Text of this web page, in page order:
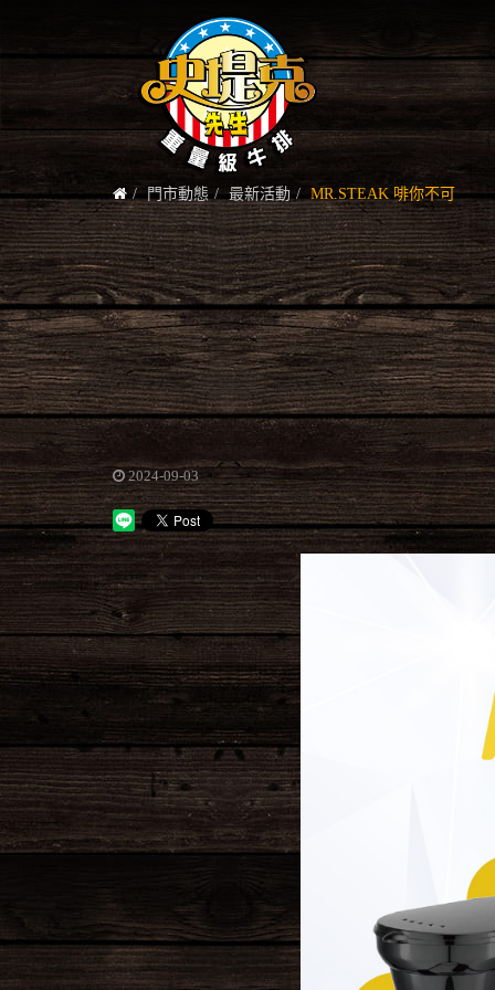
門市動態 最新活動 MR.STEAK 啡你不可
2024-09-03